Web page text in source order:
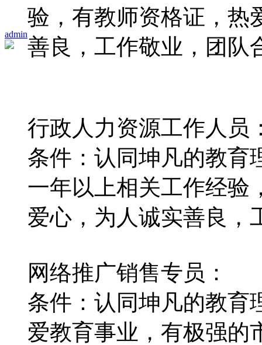
admin
验，有教师资格证，热
善良，工作敬业，团队
行政人力资源工作人员
条件：认同坤凡的教育
一年以上相关工作经验
爱心，为人诚实善良，
网络推广销售专员：
条件：认同坤凡的教育
爱教育事业，有极强的